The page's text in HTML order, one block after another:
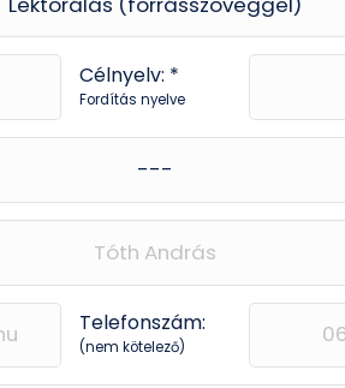
Célnyelv: *
Fordítás nyelve
Telefonszám:
(nem kötelező)